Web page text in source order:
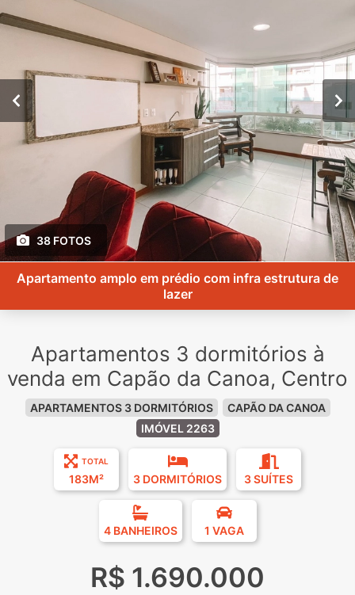
38 FOTOS
Apartamento amplo em prédio com infra estrutura de
lazer
Apartamentos 3 dormitórios à
venda em Capão da Canoa, Centro
APARTAMENTOS 3 DORMITÓRIOS
CAPÃO DA CANOA
IMÓVEL 2263
TOTAL
183M² 3 DORMITÓRIOS 3 SUÍTES
4 BANHEIROS 1 VAGA
R$ 1.690.000